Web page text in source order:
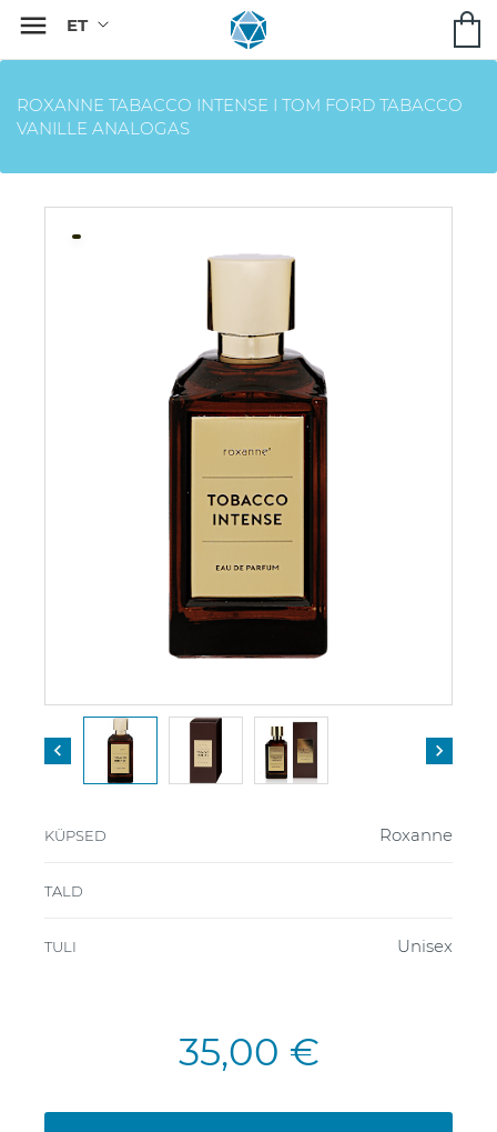

ROXANNE TABACCO INTENSE I TOM FORD TABACCO
VANILLE ANALOGAS
 
KÜPSED Roxanne
TALD
TULI Unisex
35,00 €